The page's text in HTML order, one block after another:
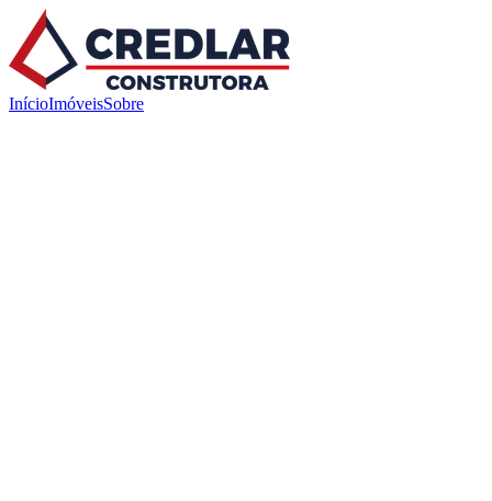
InícioImóveisSobre